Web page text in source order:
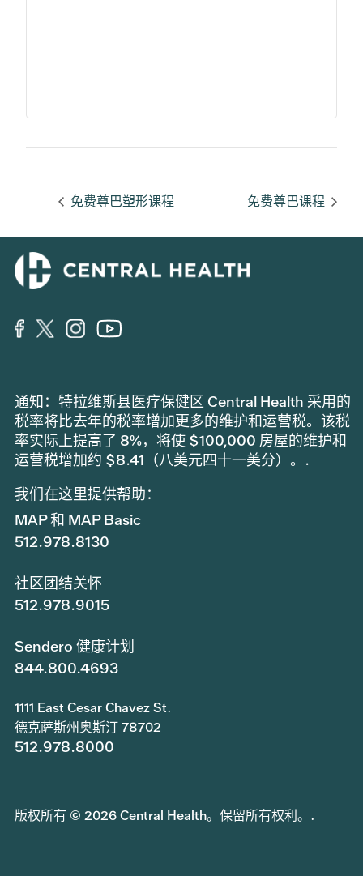
免费尊巴塑形课程 免费尊巴课程
通知：特拉维斯县医疗保健区 Central Health 采用的
税率将比去年的税率增加更多的维护和运营税。该税
率实际上提高了 8%，将使 $100,000 房屋的维护和
运营税增加约 $8.41（八美元四十一美分）。.
我们在这里提供帮助：
MAP 和 MAP Basic
512.978.8130
社区团结关怀
512.978.9015
Sendero 健康计划
844.800.4693
1111 East Cesar Chavez St.
德克萨斯州奥斯汀 78702
512.978.8000
版权所有 © 2026 Central Health。保留所有权利。.